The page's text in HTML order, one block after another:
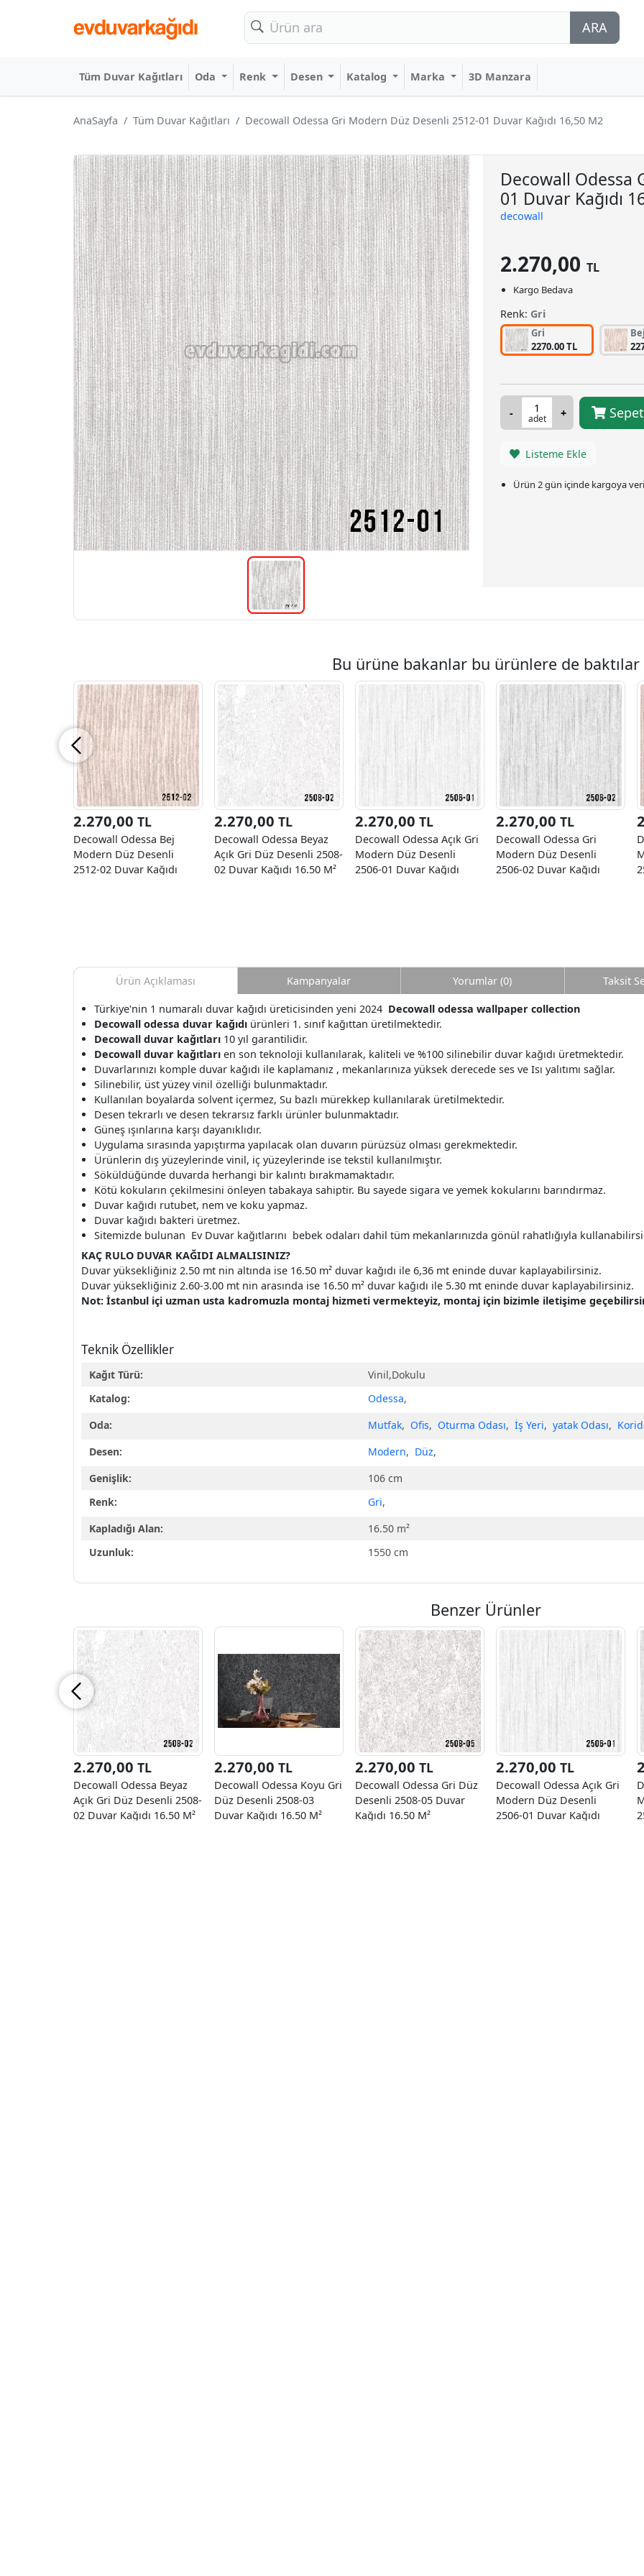
ARA
Tüm Duvar Kağıtları Oda Renk Desen Katalog Marka 3D Manzara
AnaSayfa Tüm Duvar Kağıtları
Decowall Odessa Gri Modern Düz Desenli 2512-01 Duvar Kağıdı 16,50 M2
Decowall Odessa
01 Duvar Kağıdı
decowall
2.270,00 TL
Kargo Bedava
Renk: Gri
Gri
2270.00 TL
Bej
adet
Listeme Ekle
Ürün 2 gün içinde kargoya
Bu ürüne bakanlar bu ürünlere de baktılar
2.270,00 TL
Decowall Odessa Bej
Modern Düz Desenli
2512-02 Duvar Kağıdı
2.270,00 TL
Decowall Odessa Beyaz
Açık Gri Düz Desenli 2508-
02 Duvar Kağıdı 16.50 M²
2.270,00 TL
Decowall Odessa Açık Gri
Modern Düz Desenli
2506-01 Duvar Kağıdı
2.270,00 TL
Decowall Odessa Gri
Modern Düz Desenli
2506-02 Duvar Kağıdı
Ürün Açıklaması
Türkiye'nin 1 numaralı duvar kağıdı üreticisinden yeni 2024 Decowall odessa wallpaper collection
Decowall odessa duvar kağıdı ürünleri 1. sınıf kağıttan üretilmektedir.
Decowall duvar kağıtları 10 yıl garantilidir.
Decowall duvar kağıtları en son teknoloji kullanılarak, kaliteli ve %100 silinebilir duvar kağıdı üretmektedir.
Duvarlarınızı komple duvar kağıdı ile kaplamanız , mekanlarınıza yüksek derecede ses ve Isı yalıtımı sağlar.
Silinebilir, üst yüzey vinil özelliği bulunmaktadır.
Kullanılan boyalarda solvent içermez, Su bazlı mürekkep kullanılarak üretilmektedir.
Desen tekrarlı ve desen tekrarsız farklı ürünler bulunmaktadır.
Güneş ışınlarına karşı dayanıklıdır.
Uygulama sırasında yapıştırma yapılacak olan duvarın pürüzsüz olması gerekmektedir.
Ürünlerin dış yüzeylerinde vinil, iç yüzeylerinde ise tekstil kullanılmıştır.
Söküldüğünde duvarda herhangi bir kalıntı bırakmamaktadır.
Kötü kokuların çekilmesini önleyen tabakaya sahiptir. Bu sayede sigara ve yemek kokularını barındırmaz.
Duvar kağıdı rutubet, nem ve koku yapmaz.
Duvar kağıdı bakteri üretmez.
Sitemizde bulunan Ev Duvar kağıtlarını bebek odaları dahil tüm mekanlarınızda gönül rahatlığıyla
KAÇ RULO DUVAR KAĞIDI ALMALISINIZ?
Duvar yüksekliğiniz 2.50 mt nin altında ise 16.50 m² duvar kağıdı ile 6,36 mt eninde duvar kaplayabilirsiniz.
Duvar yüksekliğiniz 2.60-3.00 mt nin arasında ise 16.50 m² duvar kağıdı ile 5.30 mt eninde duvar kaplayabilirsiniz.
Not: İstanbul içi uzman usta kadromuzla montaj hizmeti vermekteyiz, montaj için bizimle iletişime
Teknik Özellikler
Kağıt Türü:
Vinil,Dokulu
Katalog:
Odessa,
Oda:
Mutfak, Ofis, Oturma Odası, İş Yeri, yatak Odası,
Desen:
Modern, Düz,
Genişlik:
106 cm
Renk:
Gri,
Kapladığı Alan:
16.50 m²
Uzunluk:
1550 cm
Kampanyalar Yorumlar (0) Taksit
Benzer Ürünler
2.270,00 TL
Decowall Odessa Beyaz
Açık Gri Düz Desenli 2508-
02 Duvar Kağıdı 16.50 M²
2.270,00 TL
Decowall Odessa Koyu Gri
Düz Desenli 2508-03
Duvar Kağıdı 16.50 M²
2.270,00 TL
Decowall Odessa Gri Düz
Desenli 2508-05 Duvar
Kağıdı 16.50 M²
2.270,00 TL
Decowall Odessa Açık Gri
Modern Düz Desenli
2506-01 Duvar Kağıdı